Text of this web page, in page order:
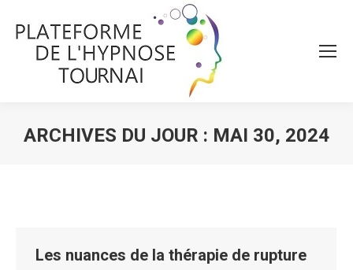
ARCHIVES DU JOUR : MAI 30, 2024
Les nuances de la thérapie de rupture